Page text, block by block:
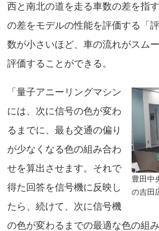
西と南北の道を走る車数の差を指
の差をモデルの性能を評価する「
数が小さいほど、車の流れがスム
評価することができる。
豊田中
の吉田
「量子アニーリングマシン
には、次に信号の色が変わ
るまでに、最も交通の偏り
が少なくなる色の組み合わ
せを算出させます。それで
得た回答を信号機に反映し
たら、続けて、次に信号機
の色が変わるまでの最適な色の組